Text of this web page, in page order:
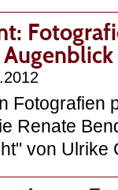
Fotografien
Renate
von